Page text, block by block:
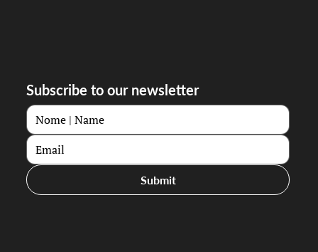
Subscribe to our newsletter
Submit